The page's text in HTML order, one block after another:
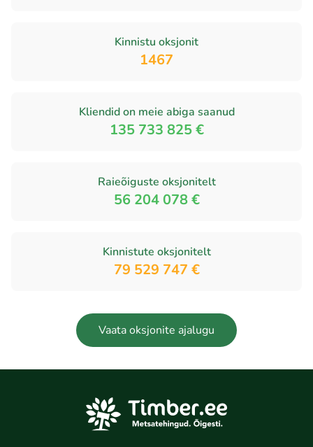
Kinnistu oksjonit
1467
Kliendid on meie abiga saanud
135 733 825 €
Raieõiguste oksjonitelt
56 204 078 €
Kinnistute oksjonitelt
79 529 747 €
Vaata oksjonite ajalugu